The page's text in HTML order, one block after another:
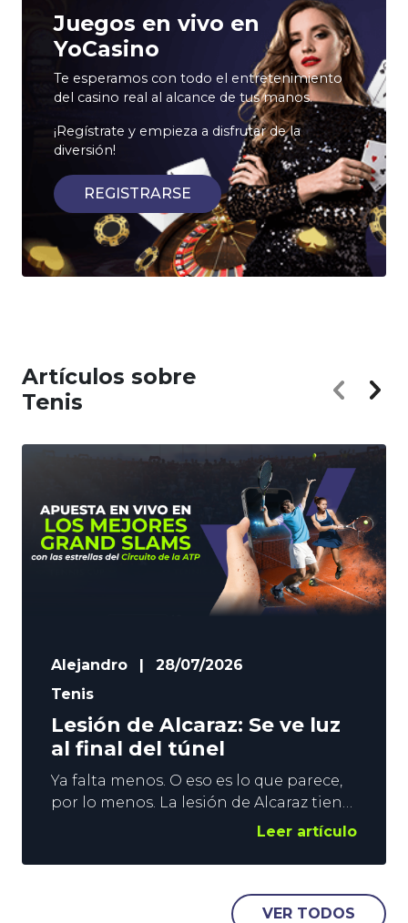
Juegos en vivo en
YoCasino
Te esperamos con todo el entretenimiento
del casino real al alcance de tus manos.
¡Regístrate y empieza a disfrutar de la
diversión!
REGISTRARSE
Artículos sobre
Tenis
Alejandro |
28/07/2026
Tenis
Lesión de Alcaraz: Se ve luz
al final del túnel
Ya falta menos. O eso es lo que parece,
por lo menos. La lesión de Alcaraz tiene
al español fuera de las pistas desde
entre los 2 mejores tenistas del
agosto será el mes de la reaparición del
Leer artículo
VER TODOS